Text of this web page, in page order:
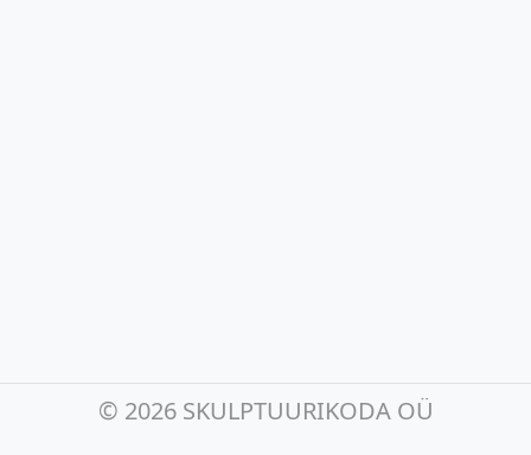
© 2026 SKULPTUURIKODA OÜ